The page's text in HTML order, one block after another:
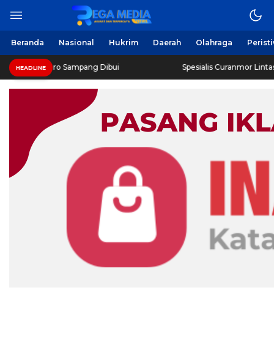
Beranda Nasional Hukrim Daerah Olahraga
HEADLINE
Sampang Dibui Spesialis Curanmor Lintas Daerah